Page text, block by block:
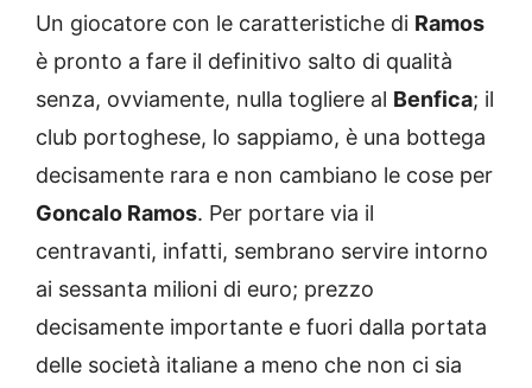
Un giocatore con le caratteristiche di Ramos
è pronto a fare il definitivo salto di qualità
senza, ovviamente, nulla togliere al Benfica; il
club portoghese, lo sappiamo, è una bottega
decisamente rara e non cambiano le cose per
Goncalo Ramos. Per portare via il
centravanti, infatti, sembrano servire intorno
ai sessanta milioni di euro; prezzo
decisamente importante e fuori dalla portata
delle società italiane a meno che non ci sia